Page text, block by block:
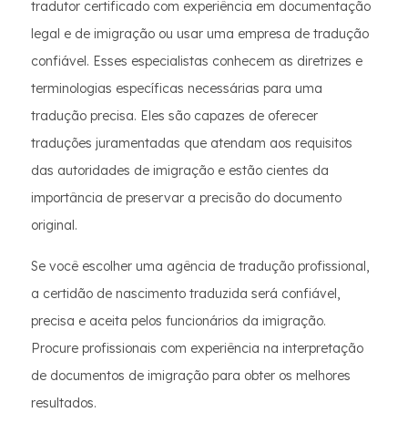
tradutor certificado com experiência em documentação
legal e de imigração ou usar uma empresa de tradução
confiável. Esses especialistas conhecem as diretrizes e
terminologias específicas necessárias para uma
tradução precisa. Eles são capazes de oferecer
traduções juramentadas que atendam aos requisitos
das autoridades de imigração e estão cientes da
importância de preservar a precisão do documento
original.
Se você escolher uma agência de tradução profissional,
a certidão de nascimento traduzida será confiável,
precisa e aceita pelos funcionários da imigração.
Procure profissionais com experiência na interpretação
de documentos de imigração para obter os melhores
resultados.